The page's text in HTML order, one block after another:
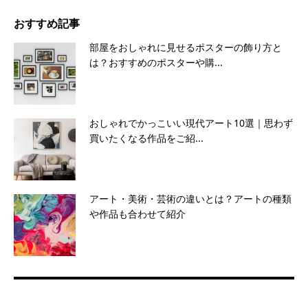
おすすめ記事
部屋をおしゃれに見せるポスターの飾り方と
は？おすすめのポスターや購...
おしゃれでかっこいい現代アート10選｜思わず
買いたくなる作品をご紹...
アート・美術・芸術の違いとは？アートの種類
や作品も合わせて紹介